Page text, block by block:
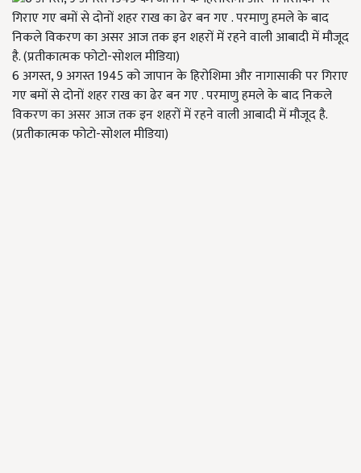
6 अगस्त, 9 अगस्त 1945 को जापान के हिरोशिमा और नागासाकी पर गिराए
गए बमों से दोनों शहर राख का ढेर बन गए . परमाणु हमले के बाद निकले
विकरण का असर आज तक इन शहरों में रहने वाली आबादी में मौजूद है.
(प्रतीकात्मक फोटो-सोशल मीडिया)